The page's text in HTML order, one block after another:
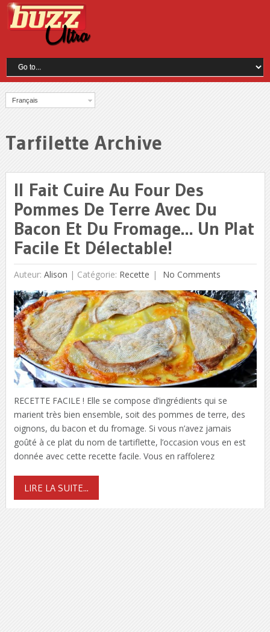
Français
Tarfilette Archive
Il Fait Cuire Au Four Des
Pommes De Terre Avec Du
Bacon Et Du Fromage… Un Plat
Facile Et Délectable!
Auteur: Alison | Catégorie: Recette No Comments
RECETTE FACILE ! Elle se compose d’ingrédients qui se
marient très bien ensemble, soit des pommes de terre, des
oignons, du bacon et du fromage. Si vous n’avez jamais
goûté à ce plat du nom de tartiflette, l’occasion vous en est
donnée avec cette recette facile. Vous en raffolerez
LIRE LA SUITE...